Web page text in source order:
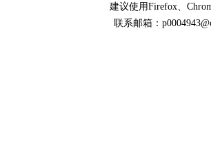
建议使用Firefox、
联系邮箱：